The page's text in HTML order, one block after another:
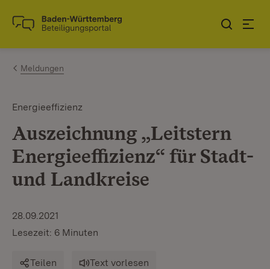
Zum Inhalt springen
Link zur Startseite
Meldungen
Energieeffizienz
Auszeichnung „Leitstern
Energieeffizienz“ für Stadt-
und Landkreise
28.09.2021
Lesezeit: 6 Minuten
Teilen Text vorlesen